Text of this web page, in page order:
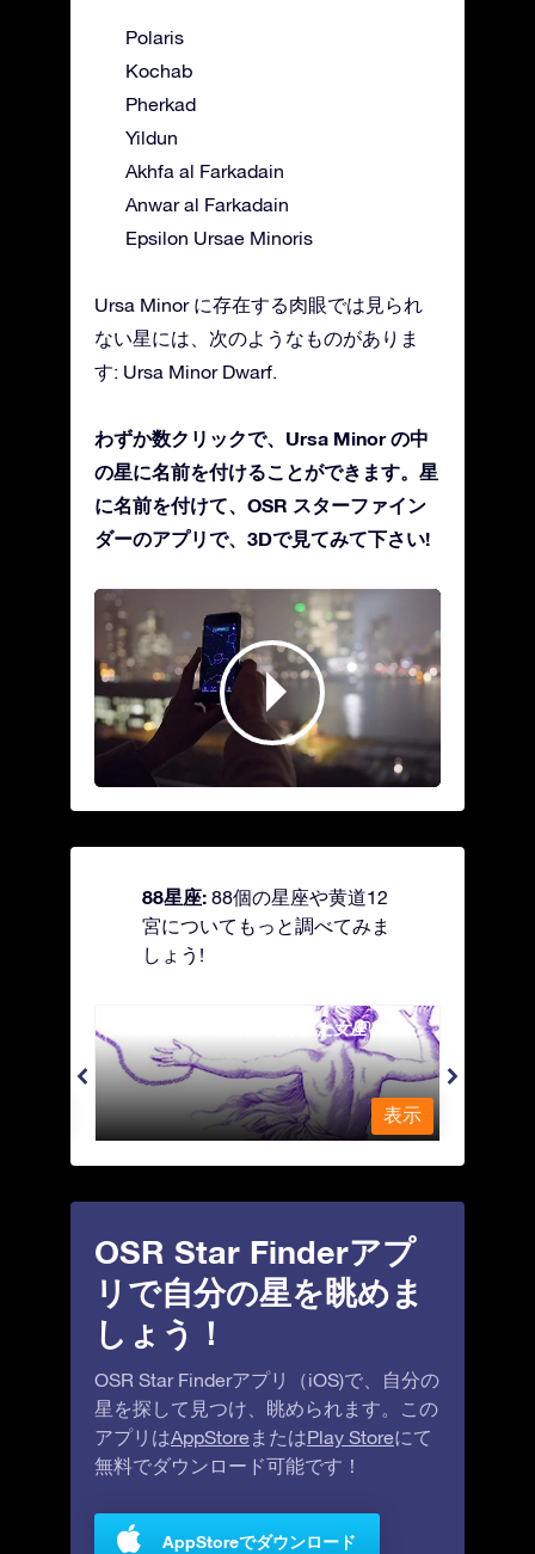
Polaris
Kochab
Pherkad
Yildun
Akhfa al Farkadain
Anwar al Farkadain
Epsilon Ursae Minoris
Ursa Minor に存在する肉眼では見られ
ない星には、次のようなものがありま
す: Ursa Minor Dwarf.
わずか数クリックで、Ursa Minor の中
の星に名前を付けることができます。星
に名前を付けて、OSR スターファイン
ダーのアプリで、3Dで見てみて下さい!
88星座: 88個の星座や黄道12
宮についてもっと調べてみま
しょう!
Andromeda - 鎖で縛られた女座
表示
OSR Star Finderアプ
リで自分の星を眺めま
しょう！
OSR Star Finderアプリ（iOS)で、自分の
星を探して見つけ、眺められます。この
アプリはAppStore またはPlay Storeにて
無料でダウンロード可能です！
AppStoreでダウンロード